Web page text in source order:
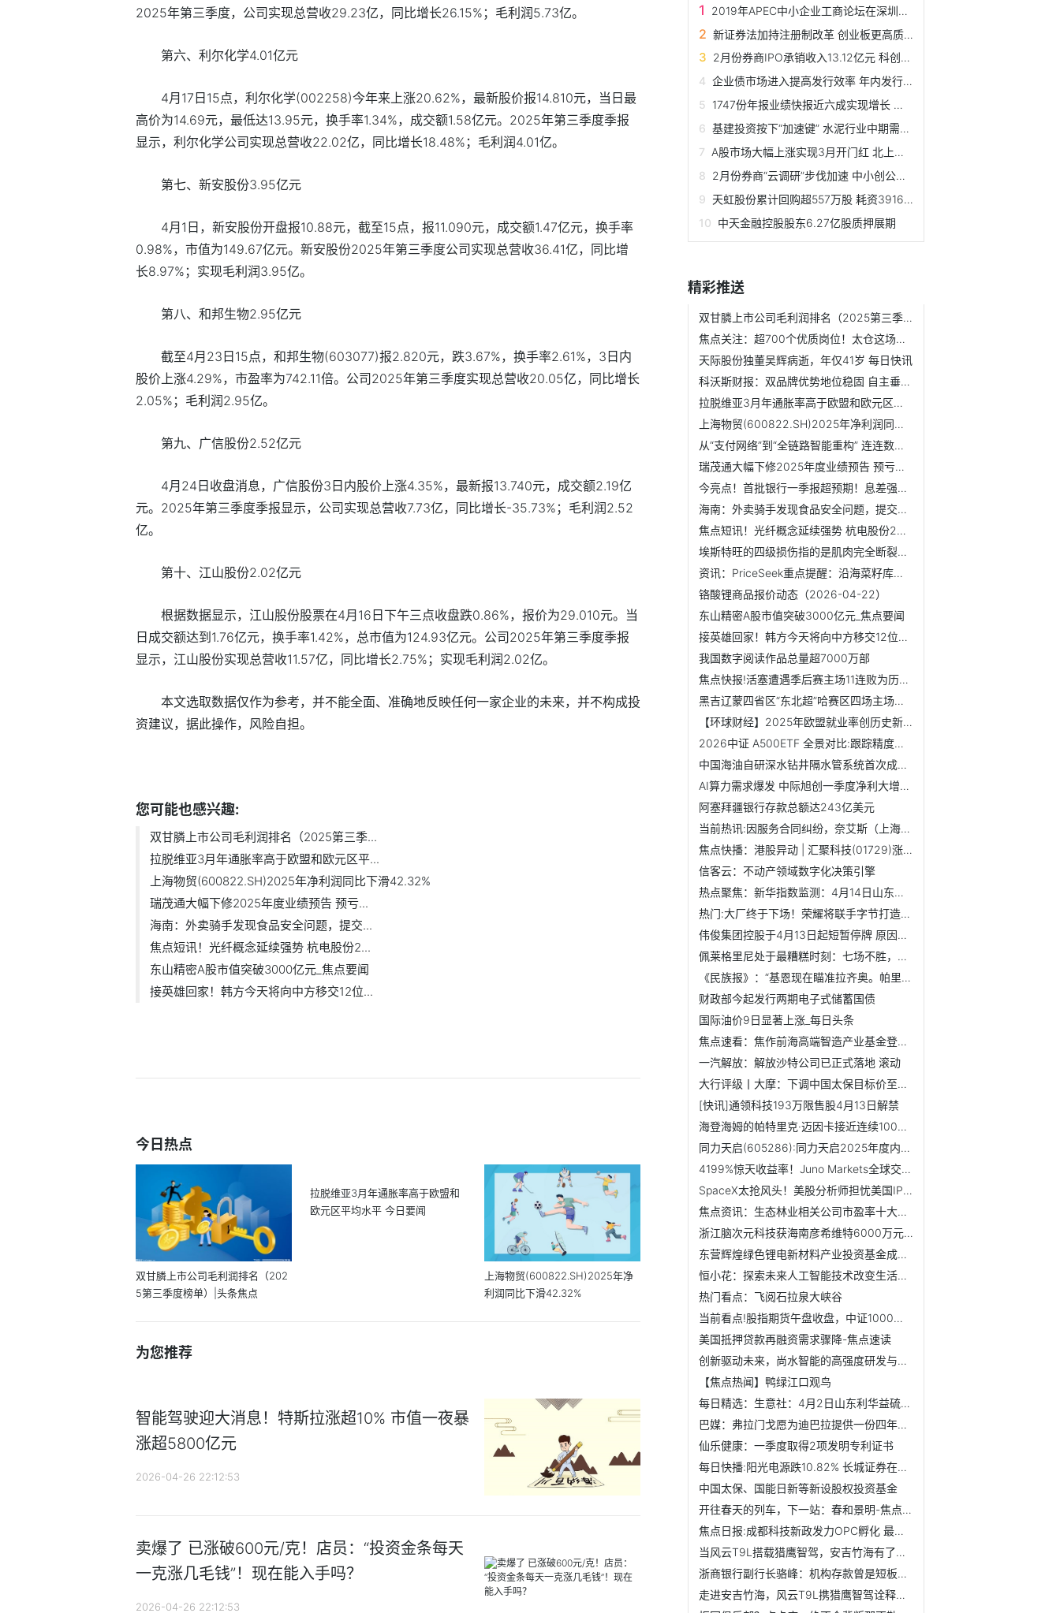
2025年第三季度，公司实现总营收29.23亿，同比增长26.15%；毛利润5.73亿。
第六、利尔化学4.01亿元
4月17日15点，利尔化学(002258)今年来上涨20.62%，最新股价报14.810元，当日最
高价为14.69元，最低达13.95元，换手率1.34%，成交额1.58亿元。2025年第三季度季报
显示，利尔化学公司实现总营收22.02亿，同比增长18.48%；毛利润4.01亿。
第七、新安股份3.95亿元
4月1日，新安股份开盘报10.88元，截至15点，报11.090元，成交额1.47亿元，换手率
0.98%，市值为149.67亿元。新安股份2025年第三季度公司实现总营收36.41亿，同比增
长8.97%；实现毛利润3.95亿。
第八、和邦生物2.95亿元
截至4月23日15点，和邦生物(603077)报2.820元，跌3.67%，换手率2.61%，3日内
股价上涨4.29%，市盈率为742.11倍。公司2025年第三季度实现总营收20.05亿，同比增长
2.05%；毛利润2.95亿。
第九、广信股份2.52亿元
4月24日收盘消息，广信股份3日内股价上涨4.35%，最新报13.740元，成交额2.19亿
元。2025年第三季度季报显示，公司实现总营收7.73亿，同比增长-35.73%；毛利润2.52
亿。
第十、江山股份2.02亿元
根据数据显示，江山股份股票在4月16日下午三点收盘跌0.86%，报价为29.010元。当
日成交额达到1.76亿元，换手率1.42%，总市值为124.93亿元。公司2025年第三季度季报
显示，江山股份实现总营收11.57亿，同比增长2.75%；实现毛利润2.02亿。
本文选取数据仅作为参考，并不能全面、准确地反映任何一家企业的未来，并不构成投
资建议，据此操作，风险自担。
您可能也感兴趣:
双甘膦上市公司毛利润排名（2025第三季...
拉脱维亚3月年通胀率高于欧盟和欧元区平...
上海物贸(600822.SH)2025年净利润同比下滑42.32%
瑞茂通大幅下修2025年度业绩预告 预亏...
海南：外卖骑手发现食品安全问题，提交...
焦点短讯！光纤概念延续强势 杭电股份2...
东山精密A股市值突破3000亿元_焦点要闻
接英雄回家！韩方今天将向中方移交12位...
今日热点
双甘膦上市公司毛利润排名（202
5第三季度榜单）|头条焦点
拉脱维亚3月年通胀率高于欧盟和
欧元区平均水平 今日要闻
上海物贸(600822.SH)2025年净
利润同比下滑42.32%
为您推荐
智能驾驶迎大消息！特斯拉涨超10% 市值一夜暴
涨超5800亿元
2026-04-26 22:12:53
卖爆了 已涨破600元/克！店员：“投资金条每天
一克涨几毛钱”！现在能入手吗？
2026-04-26 22:12:53
2019年APEC中小企业工商论坛在深圳开幕
新证券法加持注册制改革 创业板更高质量发展即日启程
2月份券商IPO承销收入13.12亿元 科创板项目占比近七成
企业债市场进入提高发行效率 年内发行总额或超6000亿元
1747份年报业绩快报近六成实现增长 净利润实现同比翻番公司达154家
基建投资按下“加速键” 水泥行业中期需求有保证
A股市场大幅上涨实现3月开门红 北上资金终结6日净流出
2月份券商“云调研”步伐加速 中小创公司仍是券商调研重点
天虹股份累计回购超557万股 耗资3916.7万元
中天金融控股股东6.27亿股质押展期
精彩推送
双甘膦上市公司毛利润排名（2025第三季度榜单）|头条焦点
焦点关注：超700个优质岗位！太仓这场招聘会现场火爆
天际股份独董吴辉病逝，年仅41岁 每日快讯
科沃斯财报：双品牌优势地位稳固 自主垂直一体化经营开始发力
拉脱维亚3月年通胀率高于欧盟和欧元区平均水平 今日要闻
上海物贸(600822.SH)2025年净利润同比下滑42.32%
从“支付网络”到“全链路智能重构” 连连数字在Money20/20...
瑞茂通大幅下修2025年度业绩预告 预亏区间调整为-30亿元至-45亿元
今亮点！首批银行一季报超预期！息差强劲回升，贵阳银行涨近7...
海南：外卖骑手发现食品安全问题，提交查实后给予奖励
焦点短讯！光纤概念延续强势 杭电股份2连板续创历史新高
埃斯特旺的四级损伤指的是肌肉完全断裂，他将至少伤缺3个月 ...
资讯：PriceSeek重点提醒：沿海菜籽库存环比减少2.9万吨
铬酸锂商品报价动态（2026-04-22）
东山精密A股市值突破3000亿元_焦点要闻
接英雄回家！韩方今天将向中方移交12位志愿军烈士遗骸 速讯
我国数字阅读作品总量超7000万部
焦点快报!活塞遭遇季后赛主场11连败为历史最长，上次赢球为2008年
黑吉辽蒙四省区“东北超”哈赛区四场主场赛落户阿城2万人体育...
【环球财经】2025年欧盟就业率创历史新高
2026中证 A500ETF 全景对比:跟踪精度与产品体系全梳理
中国海油自研深水钻井隔水管系统首次成功应用
AI算力需求爆发 中际旭创一季度净利大增262%_焦点快看
阿塞拜疆银行存款总额达243亿美元
当前热讯:因服务合同纠纷，奈艾斯（上海）医药科技研究有限公...
焦点快播：港股异动 | 汇聚科技(01729)涨超6% 近期谷歌链...
信客云：不动产领域数字化决策引擎
热点聚焦：新华指数监测：4月14日山东港口大商中心钢坯价格微...
热门:大厂终于下场！荣耀将联手字节打造豆包手机
伟俊集团控股于4月13日起短暂停牌 原因待公布 微头条
佩莱格里尼处于最糟糕时刻：七场不胜，皇家贝蒂斯在欧冠争夺...
《民族报》：“基恩现在瞄准拉齐奥。帕里西和所罗门存疑”
财政部今起发行两期电子式储蓄国债
国际油价9日显著上涨_每日头条
焦点速看：焦作前海高端智造产业基金登记成立 出资额10亿
一汽解放：解放沙特公司已正式落地 滚动
大行评级丨大摩：下调中国太保目标价至46港元，维持“增持”...
[快讯]通领科技193万限售股4月13日解禁
海登海姆的帕特里克·迈因卡接近连续100场德甲90分钟比赛
同力天启(605286):同力天启2025年度内部控制审计报告
4199%惊天收益率！Juno Markets全球交易大赛冠军独揽5万美金
SpaceX太抢风头！美股分析师担忧美国IPO市场或反受其累|实时焦点
焦点资讯：生态林业相关公司市盈率十大排名,你更看好谁呢?(3...
浙江脑次元科技获海南彦希维特6000万元战略投资，公司估值达3亿元
东营辉煌绿色锂电新材料产业投资基金成立 出资额约12亿
恒小花：探索未来人工智能技术改变生活方式
热门看点：飞阅石拉泉大峡谷
当前看点!股指期货午盘收盘，中证1000指数期货连续跌0.49%
美国抵押贷款再融资需求骤降-焦点速读
创新驱动未来，尚水智能的高强度研发与前瞻性布局
【焦点热闻】鸭绿江口观鸟
每日精选：生意社：4月2日山东利华益硫磺价格上调
巴媒：弗拉门戈愿为迪巴拉提供一份四年合同，博卡也有意球员
仙乐健康：一季度取得2项发明专利证书
每日快播:阳光电源跌10.82% 长城证券在历史高位维持增持评级
中国太保、国能日新等新设股权投资基金
开往春天的列车，下一站：春和景明-焦点热文
焦点日报:成都科技新政发力OPC孵化 最高补助500万元
当风云T9L搭载猎鹰智驾，安吉竹海有了第三种叙事方式
浙商银行副行长骆峰：机构存款曾是短板，如今成效显著、贡献...
走进安吉竹海，风云T9L携猎鹰智驾诠释出行新境界